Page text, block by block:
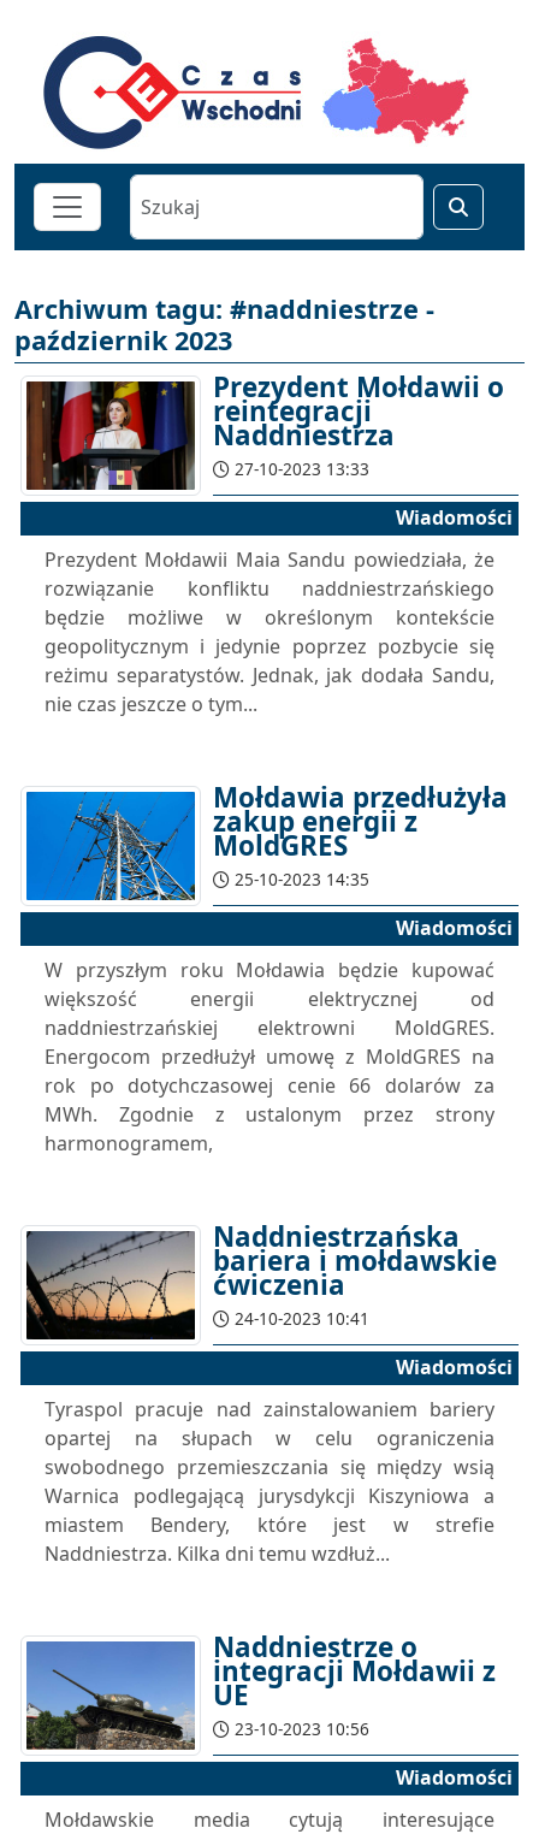
Archiwum tagu: #naddniestrze -
październik 2023
Prezydent Mołdawii o
reintegracji
Naddniestrza
27-10-2023 13:33
Wiadomości
Prezydent Mołdawii Maia Sandu powiedziała, że
rozwiązanie konfliktu naddniestrzańskiego
będzie możliwe w określonym kontekście
geopolitycznym i jedynie poprzez pozbycie się
reżimu separatystów. Jednak, jak dodała Sandu,
nie czas jeszcze o tym...
Mołdawia przedłużyła
zakup energii z
MoldGRES
25-10-2023 14:35
Wiadomości
W przyszłym roku Mołdawia będzie kupować
większość energii elektrycznej od
naddniestrzańskiej elektrowni MoldGRES.
Energocom przedłużył umowę z MoldGRES na
rok po dotychczasowej cenie 66 dolarów za
MWh. Zgodnie z ustalonym przez strony
harmonogramem,
Naddniestrzańska
bariera i mołdawskie
ćwiczenia
24-10-2023 10:41
Wiadomości
Tyraspol pracuje nad zainstalowaniem bariery
opartej na słupach w celu ograniczenia
swobodnego przemieszczania się między wsią
Warnica podlegającą jurysdykcji Kiszyniowa a
miastem Bendery, które jest w strefie
Naddniestrza. Kilka dni temu wzdłuż...
Naddniestrze o
integracji Mołdawii z
UE
23-10-2023 10:56
Wiadomości
Mołdawskie media cytują interesujące